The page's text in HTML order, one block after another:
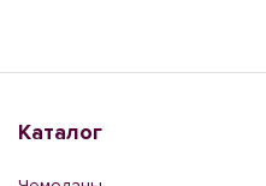
Каталог